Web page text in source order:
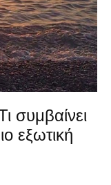
συμβαίνει
εξωτική